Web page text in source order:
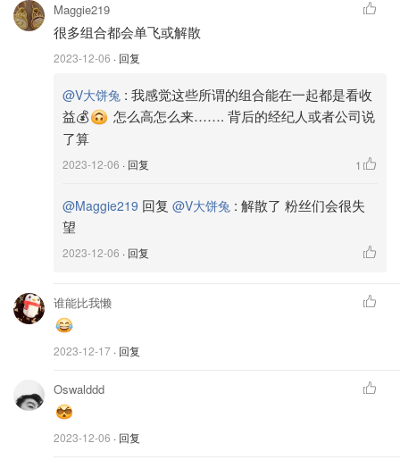
Maggie219
很多组合都会单飞或解散
2023-12-06 · 回复
@V大饼兔 : 我感觉这些所谓的组合能在一起都是看收
益💰
怎么高怎么来……. 背后的经纪人或者公司说
了算
2023-12-06 · 回复 1
@Maggie219 回复 @V大饼兔 : 解散了 粉丝们会很失
望
2023-12-06 · 回复
谁能比我懒
2023-12-17 · 回复
Oswalddd
2023-12-06 · 回复